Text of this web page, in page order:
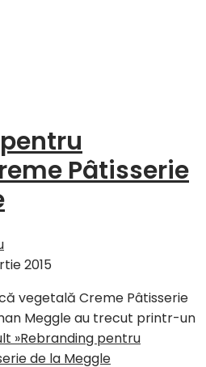
Pâtisserie
2015
vegetală Creme Pâtisserie
Meggle au trecut printr-un
»Rebranding pentru
de la Meggle